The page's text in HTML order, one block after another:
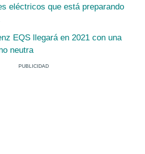
eléctricos que está preparando
EQS llegará en 2021 con una
neutra